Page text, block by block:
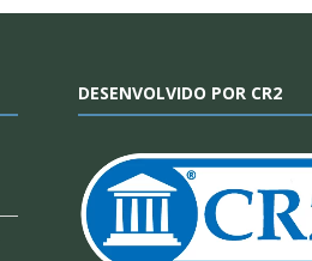
DESENVOLVIDO POR CR2